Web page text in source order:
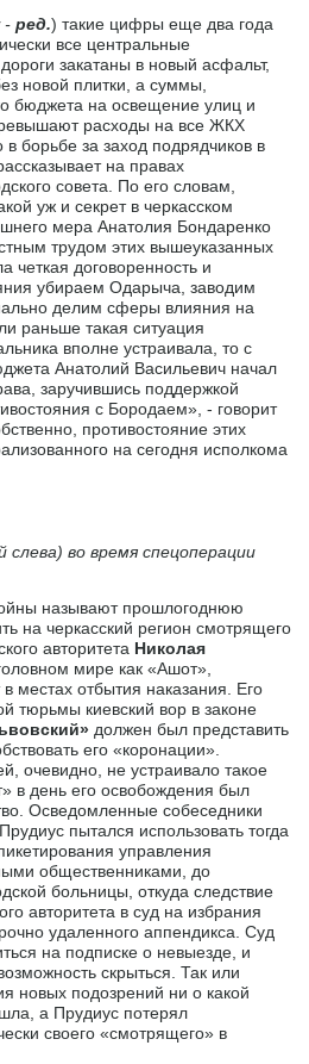
- ред.) такие цифры еще два года
все центральные
закатаны в новый асфальт,
новой плитки, а суммы,
бюджета на освещение улиц и
расходы на все ЖКХ
борьбе за заход подрядчиков в
на правах
совета. По его словам,
уж и секрет в черкасском
мера Анатолия Бондаренко
трудом этих вышеуказанных
четкая договоренность и
убираем Одарыча, заводим
делим сферы влияния на
раньше такая ситуация
вполне устраивала, то с
Анатолий Васильевич начал
заручившись поддержкой
с Бородаем», - говорит
противостояние этих
на сегодня исполкома
слева) во время спецоперации
называют прошлогоднюю
на черкасский регион смотрящего
авторитета Николая
мире как «Ашот»,
местах отбытия наказания. Его
тюрьмы киевский вор в законе
должен был представить
его «коронации».
очевидно, не устраивало такое
в день его освобождения был
Осведомленные собеседники
пытался использовать тогда
управления
общественниками, до
больницы, откуда следствие
авторитета в суд на избрания
удаленного аппендикса. Суд
на подписке о невыезде, и
скрыться. Так или
новых подозрений ни о какой
а Прудиус потерял
своего «смотрящего» в